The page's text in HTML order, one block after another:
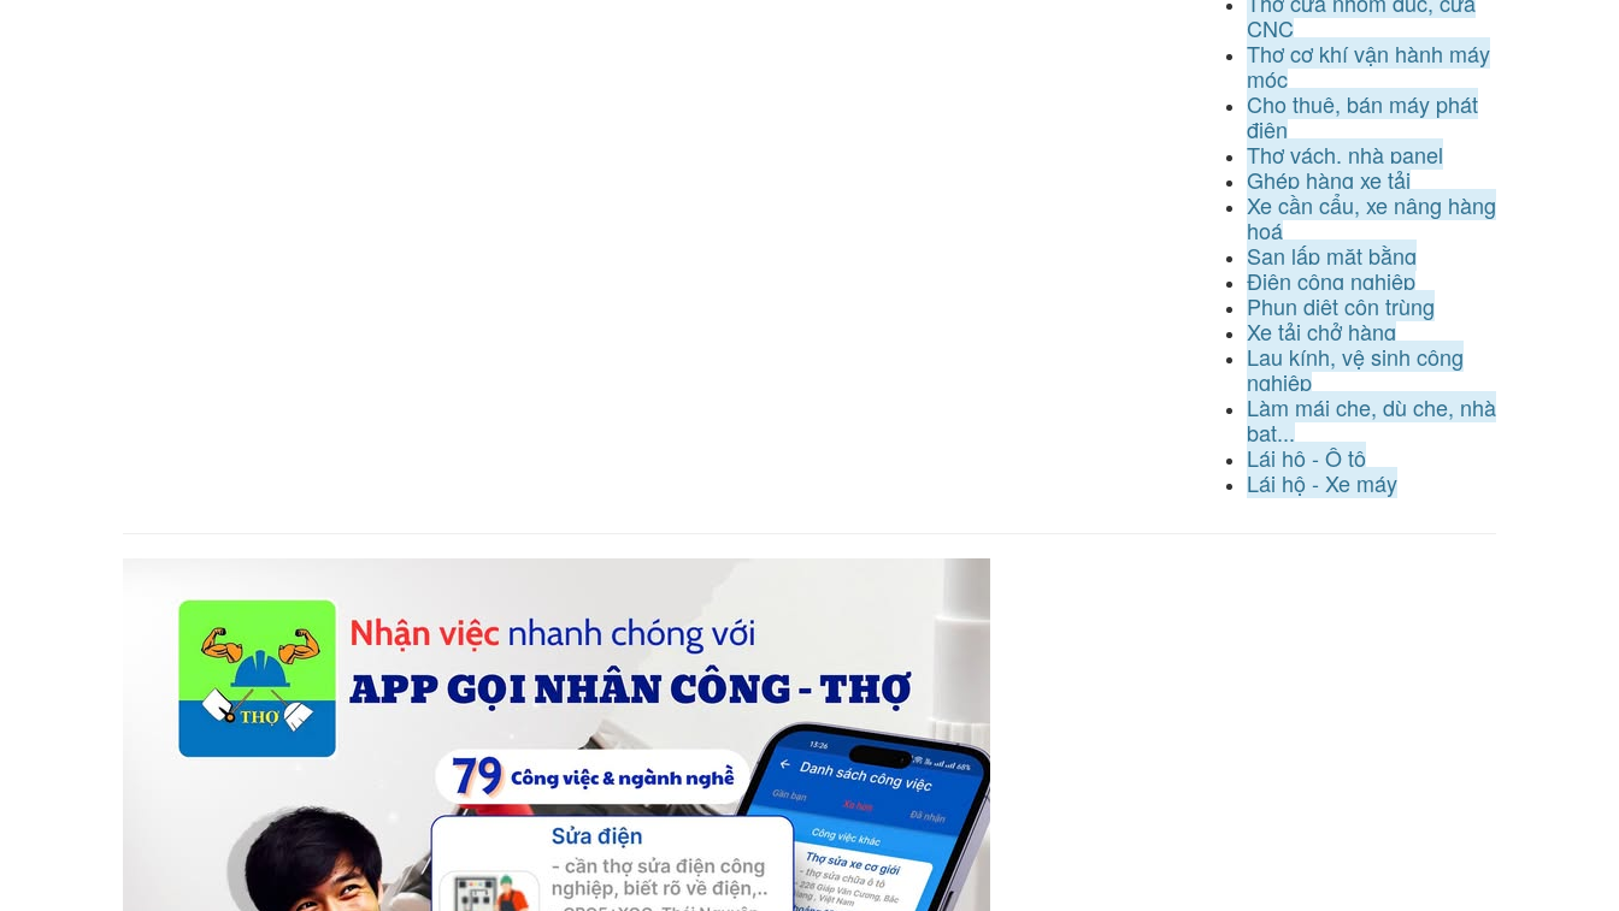
CNC
Thợ cơ khí vận hành máy
móc
Cho thuê, bán máy phát
điện
Thợ vách, nhà panel
Ghép hàng xe tải
Xe cần cẩu, xe nâng hàng
hoá
San lấp mặt bằng
Điện công nghiệp
Phun diệt côn trùng
Xe tải chở hàng
Lau kính, vệ sinh công
nghiệp
Làm mái che, dù che, nhà
bạt...
Lái hộ - Ô tô
Lái hộ - Xe máy